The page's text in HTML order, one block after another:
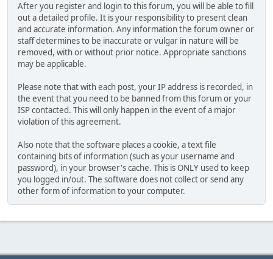
After you register and login to this forum, you will be able to fill
out a detailed profile. It is your responsibility to present clean
and accurate information. Any information the forum owner or
staff determines to be inaccurate or vulgar in nature will be
removed, with or without prior notice. Appropriate sanctions
may be applicable.
Please note that with each post, your IP address is recorded, in
the event that you need to be banned from this forum or your
ISP contacted. This will only happen in the event of a major
violation of this agreement.
Also note that the software places a cookie, a text file
containing bits of information (such as your username and
password), in your browser's cache. This is ONLY used to keep
you logged in/out. The software does not collect or send any
other form of information to your computer.